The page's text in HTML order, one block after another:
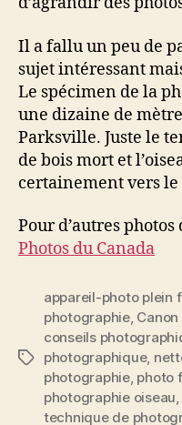
Il a fallu un peu de
sujet intéressant
Le spécimen de la
une dizaine de
Parksville. Juste le
de bois mort et
certainement vers
Pour d’autres
Photos du Canada
Étiquettes
appareil-photo plein
photographie, Canon
conseils
photographique,
photographie, photo
photographie oiseau,
technique de